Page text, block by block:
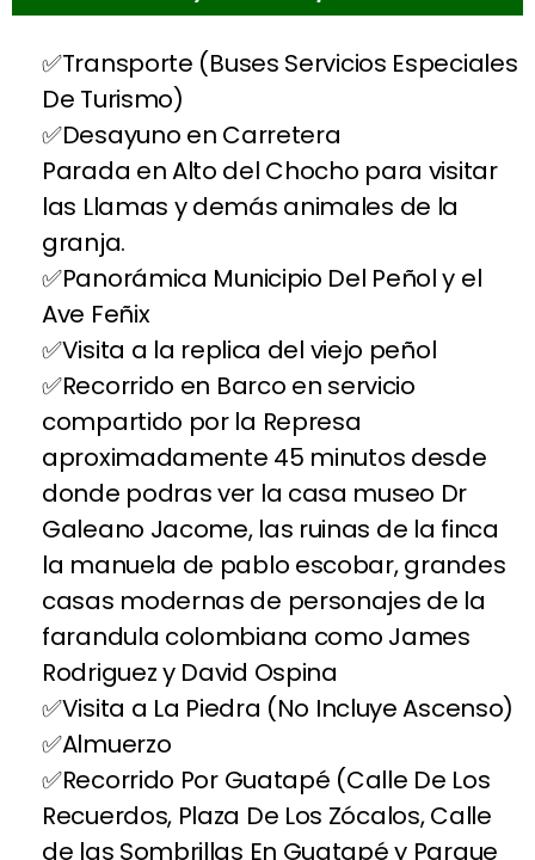
Transporte (Buses Servicios Especiales
De Turismo)
Desayuno en Carretera
Parada en Alto del Chocho para visitar
las Llamas y demás animales de la
granja.
Panorámica Municipio Del Peñol y el
Ave Feñix
Visita a la replica del viejo peñol
Recorrido en Barco en servicio
compartido por la Represa
aproximadamente 45 minutos desde
donde podras ver la casa museo Dr
Galeano Jacome, las ruinas de la finca
la manuela de pablo escobar, grandes
casas modernas de personajes de la
farandula colombiana como James
Rodriguez y David Ospina
Visita a La Piedra (No Incluye Ascenso)
Almuerzo
Recorrido Por Guatapé (Calle De Los
Recuerdos, Plaza De Los Zócalos, Calle
de las Sombrillas En Guatapé y Parque